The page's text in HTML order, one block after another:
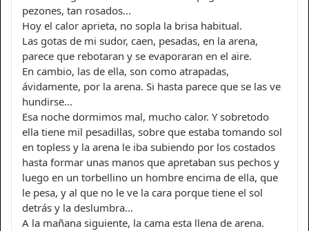
pezones, tan rosados...
Hoy el calor aprieta, no sopla la brisa habitual.
Las gotas de mi sudor, caen, pesadas, en la arena,
parece que rebotaran y se evaporaran en el aire.
En cambio, las de ella, son como atrapadas,
ávidamente, por la arena. Si hasta parece que se las ve
hundirse...
Esa noche dormimos mal, mucho calor. Y sobretodo
ella tiene mil pesadillas, sobre que estaba tomando sol
en topless y la arena le iba subiendo por los costados
hasta formar unas manos que apretaban sus pechos y
luego en un torbellino un hombre encima de ella, que
le pesa, y al que no le ve la cara porque tiene el sol
detrás y la deslumbra...
A la mañana siguiente, la cama esta llena de arena.